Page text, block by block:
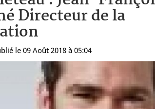
Directeur de la
le 09 Août 2018 à 05:04